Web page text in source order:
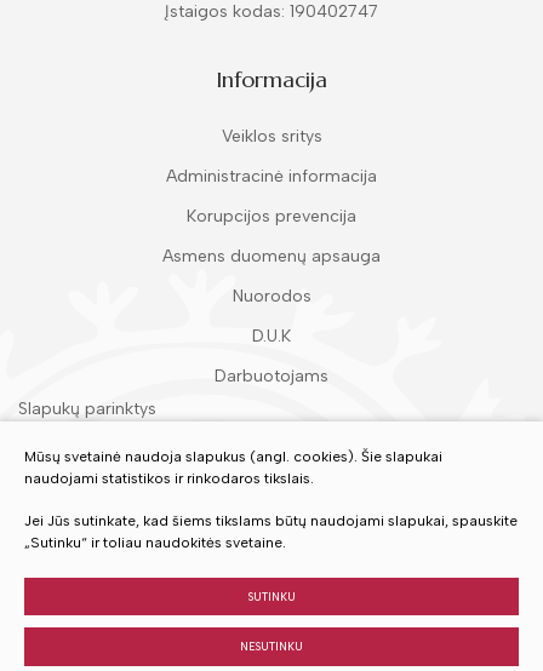
Įstaigos kodas: 190402747
Informacija
Veiklos sritys
Administracinė informacija
Korupcijos prevencija
Asmens duomenų apsauga
Nuorodos
D.U.K
Darbuotojams
Slapukų parinktys
Įvertinkite mūsų paslaugas
Mūsų svetainė naudoja slapukus (angl. cookies). Šie slapukai
naudojami statistikos ir rinkodaros tikslais.
Jei Jūs sutinkate, kad šiems tikslams būtų naudojami slapukai, spauskite
„Sutinku“ ir toliau naudokitės svetaine.
SUTINKU
NESUTINKU